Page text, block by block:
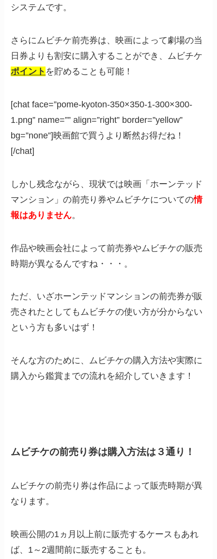
システムです。
さらにムビチケ前売券は、映画によって劇場の当
日券よりも割安に購入することができ、ムビチケ
ポイント を貯めることも可能！
[chat face=”pome-kyoton-350×350-1-300×300-
1.png” name=”” align=”right” border=”yellow”
bg=”none”]映画館で買うより断然お得だね！
[/chat]
しかし残念ながら、現状では映画「ホーンテッド
マンション」の前売り券やムビチケについての情
報はありません。
作品や映画会社によって前売券やムビチケの販売
時期が異なるんですね・・・。
ただ、いざホーンテッドマンションの前売券が販
売されたとしてもムビチケの使い方が分からない
という方も多いはず！
そんな方のために、ムビチケの購入方法や実際に
購入から鑑賞までの流れを紹介していきます！
ムビチケの前売り券は購入方法は３通り！
ムビチケの前売り券は作品によって販売時期が異
なります。
映画公開の1ヵ月以上前に販売するケースもあれ
ば、1～2週間前に販売することも。